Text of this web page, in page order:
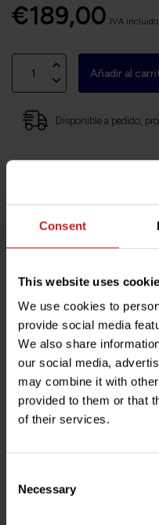
Consent
This website uses
We use cookies to
provide social media
We also share
our social media,
may combine it with
provided to them or that
of their services.
Selection
Necessary
€189,00 IVA incluido
Añadir al
Disponible a pedido,
Descripción del
Especificaciones
¿Tienes alguna